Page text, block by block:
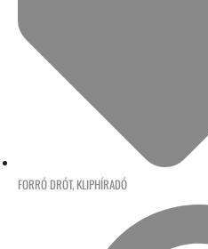
FORRÓ DRÓT, KLIPHÍRADÓ